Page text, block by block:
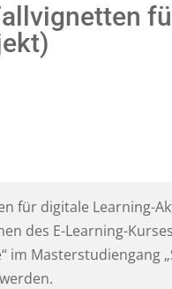
für digitale Learning-
des E-Learning-
im Masterstudiengang